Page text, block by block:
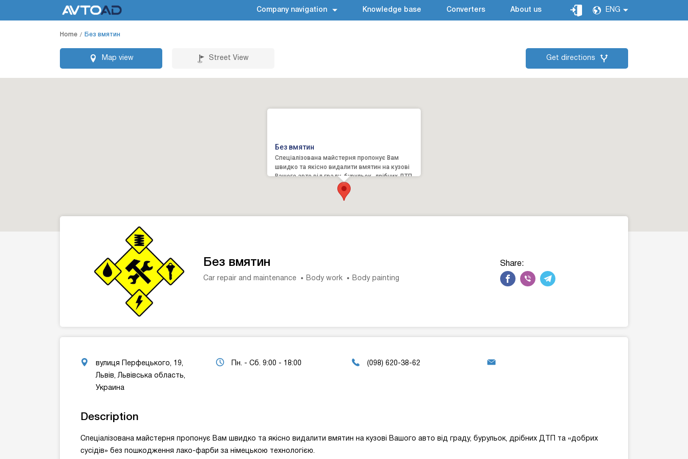
Company navigation Knowledge base Converters About us ENG
Home Без вмятин
Map view Street View Get directions
Без вмятин
Спеціалізована майстерня пропонує Вам
швидко та якісно видалити вмятин на кузові
Вашого авто від граду, бурульок, дрібних ДТП та
Без вмятин
Car repair and maintenance Body work Body painting
Share:
вулиця Перфецького, 19,
Львів, Львівська область,
Украина
Пн. - Сб. 9:00 - 18:00 (098) 620-38-62
Description
Спеціалізована майстерня пропонує Вам швидко та якісно видалити вмятин на кузові Вашого авто від граду, бурульок, дрібних ДТП та «добрих
сусідів» без пошкодження лако-фарби за німецькою технологією.